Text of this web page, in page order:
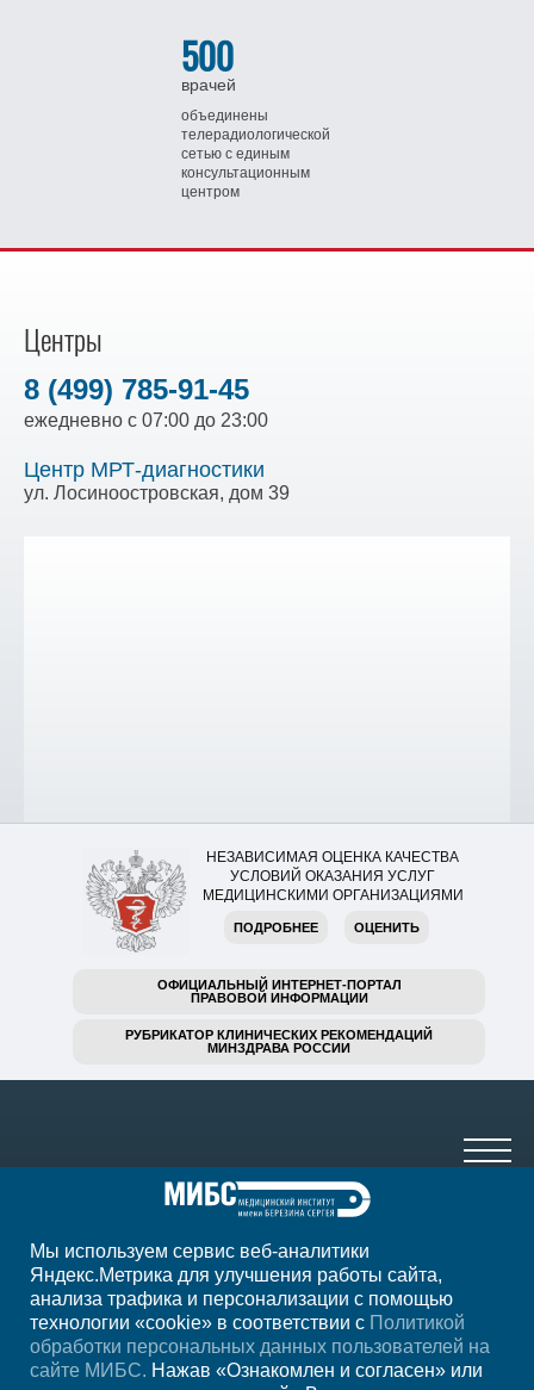
500
врачей
объединены
телерадиологической
сетью с единым
консультационным
центром
Центры
8 (499) 785-91-45
ежедневно с 07:00 до 23:00
Центр МРТ-диагностики
ул. Лосиноостровская, дом 39
НЕЗАВИСИМАЯ ОЦЕНКА КАЧЕСТВА
УСЛОВИЙ ОКАЗАНИЯ УСЛУГ
МЕДИЦИНСКИМИ ОРГАНИЗАЦИЯМИ
ПОДРОБНЕЕ ОЦЕНИТЬ
ОФИЦИАЛЬНЫЙ ИНТЕРНЕТ-ПОРТАЛ
ПРАВОВОЙ ИНФОРМАЦИИ
РУБРИКАТОР КЛИНИЧЕСКИХ РЕКОМЕНДАЦИЙ
МИНЗДРАВА РОССИИ
8 (499) 785-91-45
ежедневно с 07:00 до 23:00
РегионМосква
Мы используем сервис веб-аналитики
Яндекс.Метрика для улучшения работы сайта,
анализа трафика и персонализации с помощью
технологии «cookie» в соответствии с Политикой
обработки персональных данных пользователей на
сайте МИБС. Нажав «Ознакомлен и согласен» или